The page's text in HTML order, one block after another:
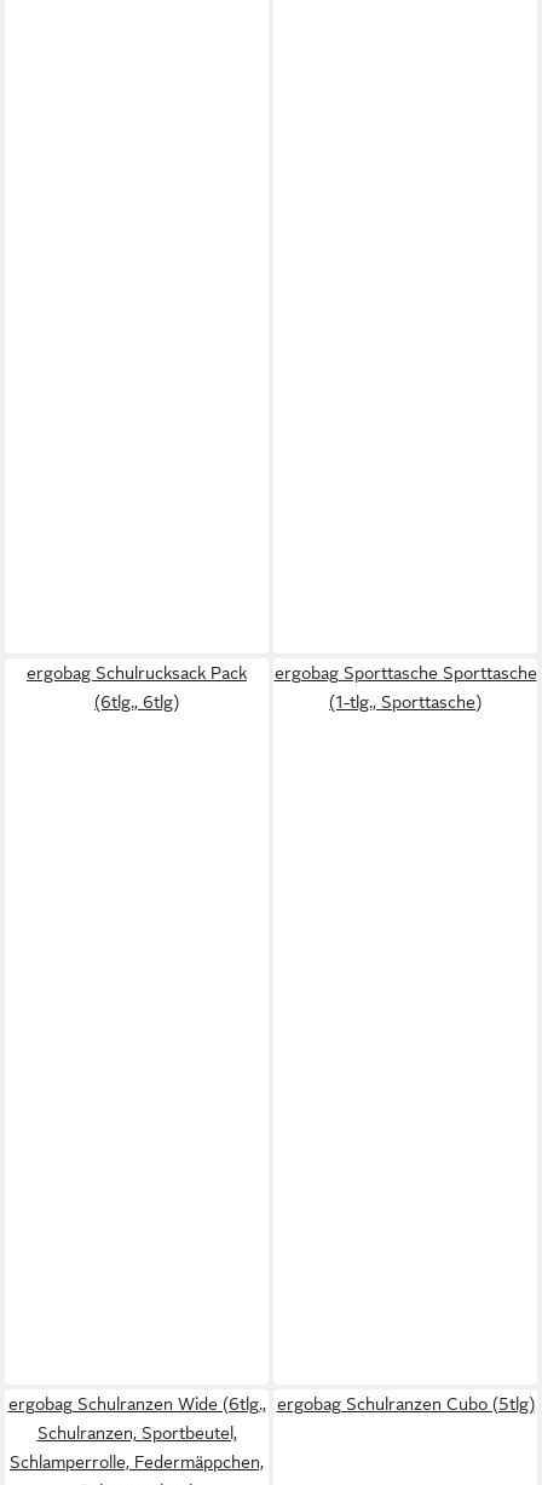
ergobag Schulrucksack Pack
(6tlg., 6tlg)
ergobag Sporttasche Sporttasche
(1-tlg., Sporttasche)
ergobag Schulranzen Wide (6tlg.,
Schulranzen, Sportbeutel,
Schlamperrolle, Federmäppchen,
ergobag Schulranzen Cubo (5tlg)